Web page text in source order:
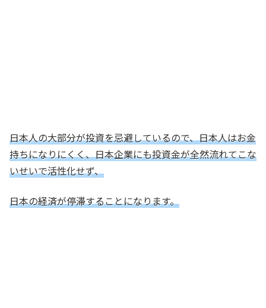
日本人の大部分が投資を忌避しているので、日本人はお金
持ちになりにくく、日本企業にも投資金が全然流れてこな
いせいで活性化せず、
日本の経済が停滞することになります。